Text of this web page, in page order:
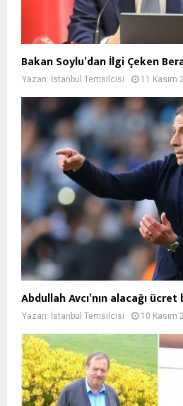
Bakan Soylu’dan İlgi Çeken
Yazan: İstanbul Temsilcisi 11 Kasım
Abdullah Avcı’nın alacağı
Yazan: İstanbul Temsilcisi 10 Kasım